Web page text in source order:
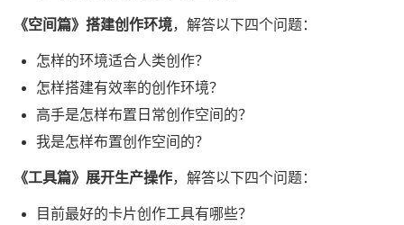
《空间篇》搭建创作环境，解答以下四个问题：
怎样的环境适合人类创作？
怎样搭建有效率的创作环境？
高手是怎样布置日常创作空间的？
我是怎样布置创作空间的？
《工具篇》展开生产操作，解答以下四个问题： ​
目前最好的卡片创作工具有哪些？